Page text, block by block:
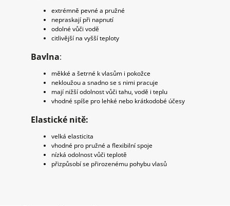
extrémně pevné a pružné
nepraskají při napnutí
odolné vůči vodě
citlivější na vyšší teploty
Bavlna:
měkké a šetrné k vlasům i pokožce
nekloužou a snadno se s nimi pracuje
mají nižší odolnost vůči tahu, vodě i teplu
vhodné spíše pro lehké nebo krátkodobé účesy
Elastické nitě:
velká elasticita
vhodné pro pružné a flexibilní spoje
nízká odolnost vůči teplotě
přizpůsobí se přirozenému pohybu vlasů